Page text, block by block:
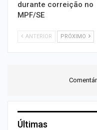
durante correição no
MPF/SE
ANTERIOR PRÓXIMO
Últimas